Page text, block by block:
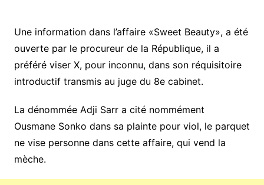
Une information dans l’affaire «Sweet Beauty», a été
ouverte par le procureur de la République, il a
préféré viser X, pour inconnu, dans son réquisitoire
introductif transmis au juge du 8e cabinet.
La dénommée Adji Sarr a cité nommément
Ousmane Sonko dans sa plainte pour viol, le parquet
ne vise personne dans cette affaire, qui vend la
mèche.